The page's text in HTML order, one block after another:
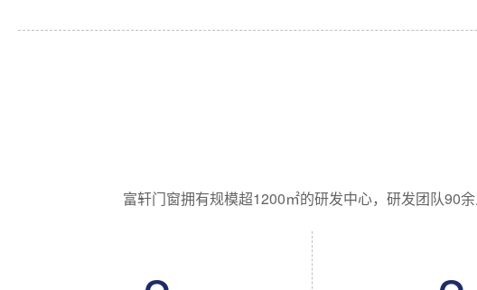
富轩门窗拥有规模超1200㎡的研发中心，研发团队90